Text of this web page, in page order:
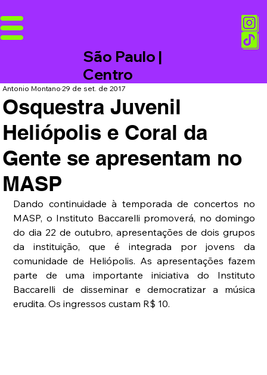
São Paulo |
Centro
Osquestra Juvenil
Heliópolis e Coral da
Gente se apresentam no
MASP
Antonio Montano29 de set. de 2017
Dando continuidade à temporada de concertos no
MASP, o Instituto Baccarelli promoverá, no domingo
do dia 22 de outubro, apresentações de dois grupos
da instituição, que é integrada por jovens da
comunidade de Heliópolis. As apresentações fazem
parte de uma importante iniciativa do Instituto
Baccarelli de disseminar e democratizar a música
erudita. Os ingressos custam R$ 10.